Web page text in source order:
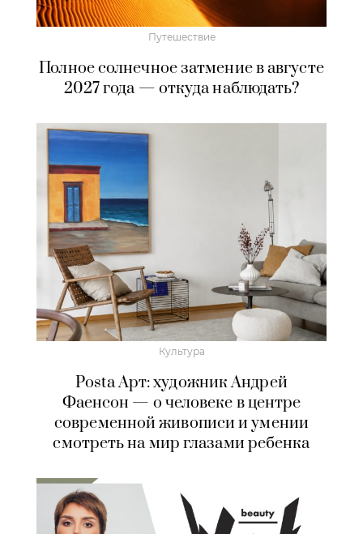
Путешествие
Полное солнечное затмение в августе
2027 года — откуда наблюдать?
Культура
Posta Арт: художник Андрей
Фаенсон — о человеке в центре
современной живописи и умении
смотреть на мир глазами ребенка